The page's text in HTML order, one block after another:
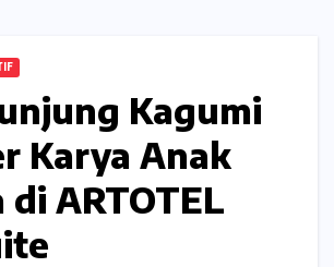
Kagumi
Karya Anak
di ARTOTEL